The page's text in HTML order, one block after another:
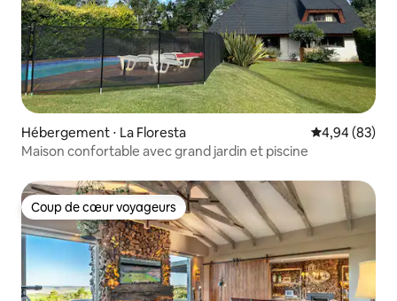
Hébergement ⋅ La Floresta Évaluation
4,94 (83)
Maison confortable avec grand jardin et piscine
Coup de cœur voyageurs
Coup de cœur voyageurs